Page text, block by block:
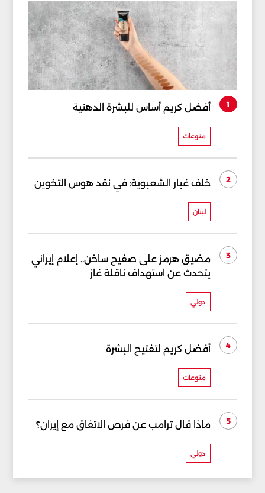
1 أفضل كريم أساس للبشرة الدهنية
منوعات
2 خلف غبار الشعبوية: في نقد هوس التخوين
لبنان
3
مضيق هرمز على صفيح ساخن.. إعلام إيراني
يتحدث عن استهداف ناقلة غاز
دولي
4 أفضل كريم لتفتيح البشرة
منوعات
5 ماذا قال ترامب عن فرص الاتفاق مع إيران؟
دولي